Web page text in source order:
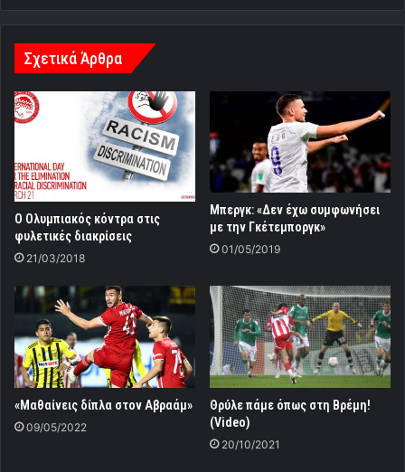
Σχετικά Άρθρα
Ο Ολυμπιακός κόντρα στις
φυλετικές διακρίσεις
21/03/2018
Μπεργκ: «Δεν έχω συμφωνήσει
με την Γκέτεμποργκ»
01/05/2019
«Μαθαίνεις δίπλα στον Αβραάμ»
09/05/2022
Θρύλε πάμε όπως στη Βρέμη!
(Video)
20/10/2021